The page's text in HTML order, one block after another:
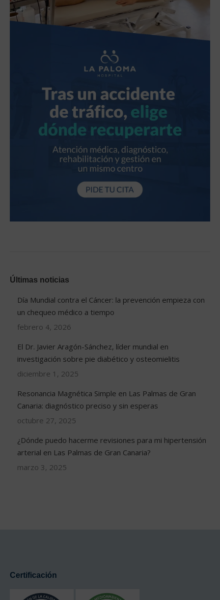
Últimas noticias
Día Mundial contra el Cáncer: la prevención empieza con
un chequeo médico a tiempo
febrero 4, 2026
El Dr. Javier Aragón-Sánchez, líder mundial en
investigación sobre pie diabético y osteomielitis
diciembre 1, 2025
Resonancia Magnética Simple en Las Palmas de Gran
Canaria: diagnóstico preciso y sin esperas
octubre 27, 2025
¿Dónde puedo hacerme revisiones para mi hipertensión
arterial en Las Palmas de Gran Canaria?
marzo 3, 2025
Certificación